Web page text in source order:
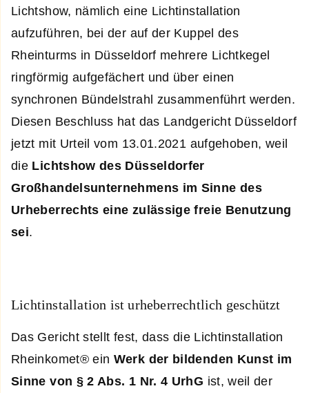
Lichtshow, nämlich eine Lichtinstallation
aufzuführen, bei der auf der Kuppel des
Rheinturms in Düsseldorf mehrere Lichtkegel
ringförmig aufgefächert und über einen
synchronen Bündelstrahl zusammenführt werden.
Diesen Beschluss hat das Landgericht Düsseldorf
jetzt mit Urteil vom 13.01.2021 aufgehoben, weil
die Lichtshow des Düsseldorfer
Großhandelsunternehmens im Sinne des
Urheberrechts eine zulässige freie Benutzung
sei.
Lichtinstallation ist urheberrechtlich geschützt
Das Gericht stellt fest, dass die Lichtinstallation
Rheinkomet® ein Werk der bildenden Kunst im
Sinne von § 2 Abs. 1 Nr. 4 UrhG ist, weil der